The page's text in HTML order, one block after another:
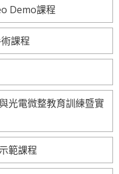
Demo課程
課程
光電微整教育訓練暨實
範課程